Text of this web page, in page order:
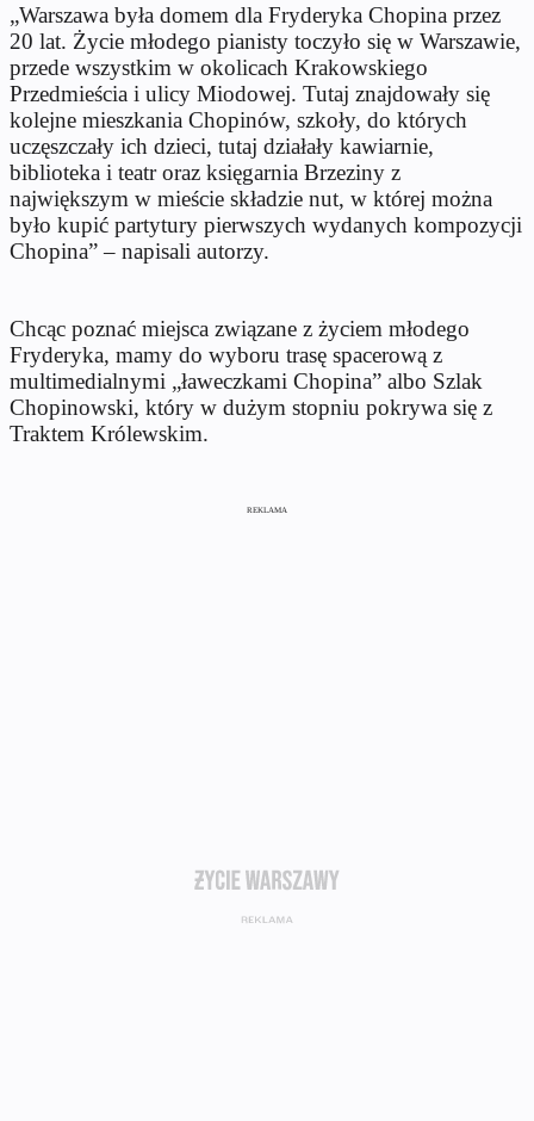
„Warszawa była domem dla Fryderyka Chopina przez
20 lat. Życie młodego pianisty toczyło się w Warszawie,
przede wszystkim w okolicach Krakowskiego
Przedmieścia i ulicy Miodowej. Tutaj znajdowały się
kolejne mieszkania Chopinów, szkoły, do których
uczęszczały ich dzieci, tutaj działały kawiarnie,
biblioteka i teatr oraz księgarnia Brzeziny z
największym w mieście składzie nut, w której można
było kupić partytury pierwszych wydanych kompozycji
Chopina” – napisali autorzy.
Chcąc poznać miejsca związane z życiem młodego
Fryderyka, mamy do wyboru trasę spacerową z
multimedialnymi „ławeczkami Chopina” albo Szlak
Chopinowski, który w dużym stopniu pokrywa się z
Traktem Królewskim.
REKLAMA